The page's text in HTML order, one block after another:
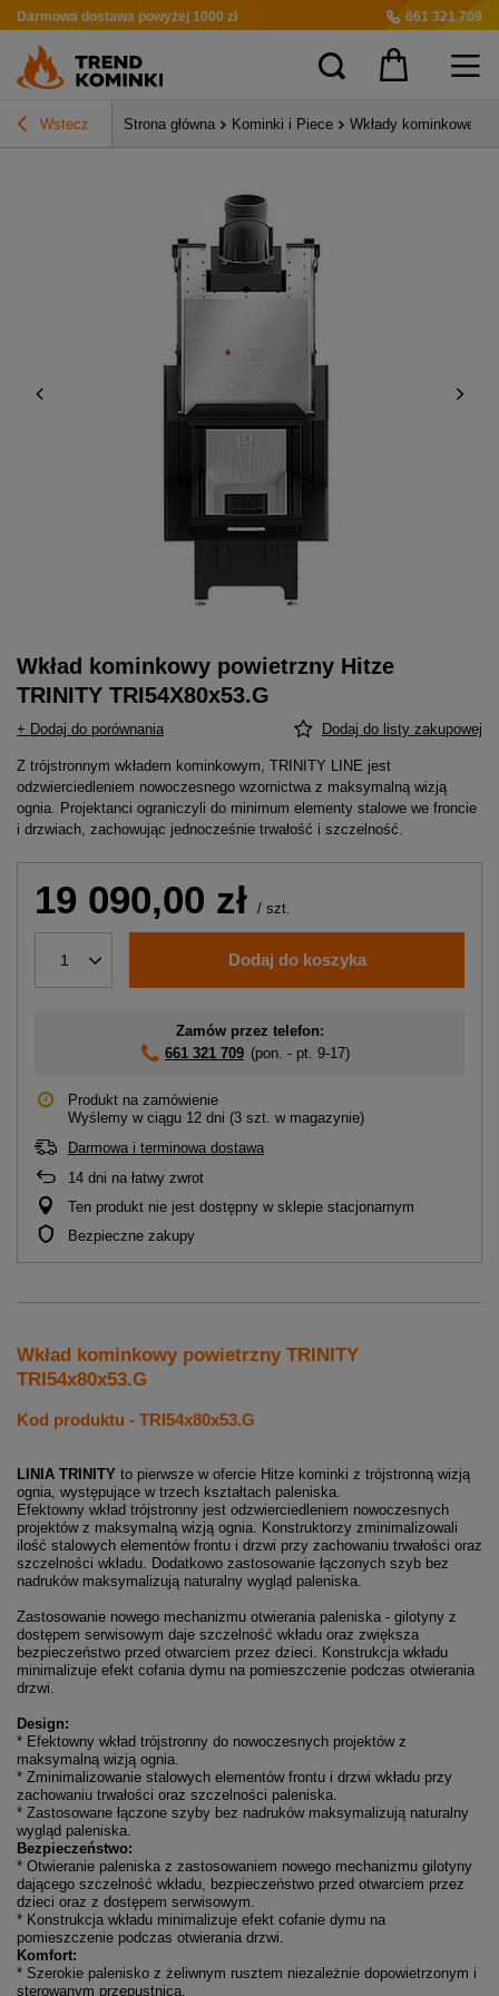
Darmowa dostawa powyżej 1000 zł 661 321 709
Wstecz Strona główna Kominki i Piece Wkłady kominkowe
Wkład kominkowy powietrzny Hitze
TRINITY TRI54X80x53.G
+ Dodaj do porównania Dodaj do listy zakupowej
Z trójstronnym wkładem kominkowym, TRINITY LINE jest
odzwierciedleniem nowoczesnego wzornictwa z maksymalną wizją
ognia. Projektanci ograniczyli do minimum elementy stalowe we froncie
i drzwiach, zachowując jednocześnie trwałość i szczelność.
19 090,00 zł / szt.
1 Dodaj do koszyka
Zamów przez telefon:
661 321 709 (pon. - pt. 9-17)
Produkt na zamówienie
Wyślemy w ciągu 12 dni (3 szt. w magazynie)
Darmowa i terminowa dostawa
14 dni na łatwy zwrot
Ten produkt nie jest dostępny w sklepie stacjonarnym
Bezpieczne zakupy
Wkład kominkowy powietrzny TRINITY
TRI54x80x53.G
Kod produktu - TRI54x80x53.G
LINIA TRINITY to pierwsze w ofercie Hitze kominki z trójstronną wizją
ognia, występujące w trzech kształtach paleniska.
Efektowny wkład trójstronny jest odzwierciedleniem nowoczesnych
projektów z maksymalną wizją ognia. Konstruktorzy zminimalizowali
ilość stalowych elementów frontu i drzwi przy zachowaniu trwałości oraz
szczelności wkładu. Dodatkowo zastosowanie łączonych szyb bez
nadruków maksymalizują naturalny wygląd paleniska.
Zastosowanie nowego mechanizmu otwierania paleniska - gilotyny z
dostępem serwisowym daje szczelność wkładu oraz zwiększa
bezpieczeństwo przed otwarciem przez dzieci. Konstrukcja wkładu
minimalizuje efekt cofania dymu na pomieszczenie podczas otwierania
drzwi.
Design:
* Efektowny wkład trójstronny do nowoczesnych projektów z
maksymalną wizją ognia.
* Zminimalizowanie stalowych elementów frontu i drzwi wkładu przy
zachowaniu trwałości oraz szczelności paleniska.
* Zastosowane łączone szyby bez nadruków maksymalizują naturalny
wygląd paleniska.
Bezpieczeństwo:
* Otwieranie paleniska z zastosowaniem nowego mechanizmu gilotyny
dającego szczelność wkładu, bezpieczeństwo przed otwarciem przez
dzieci oraz z dostępem serwisowym.
* Konstrukcja wkładu minimalizuje efekt cofanie dymu na
pomieszczenie podczas otwierania drzwi.
Komfort:
* Szerokie palenisko z żeliwnym rusztem niezależnie dopowietrzonym i
sterowanym przepustnicą.